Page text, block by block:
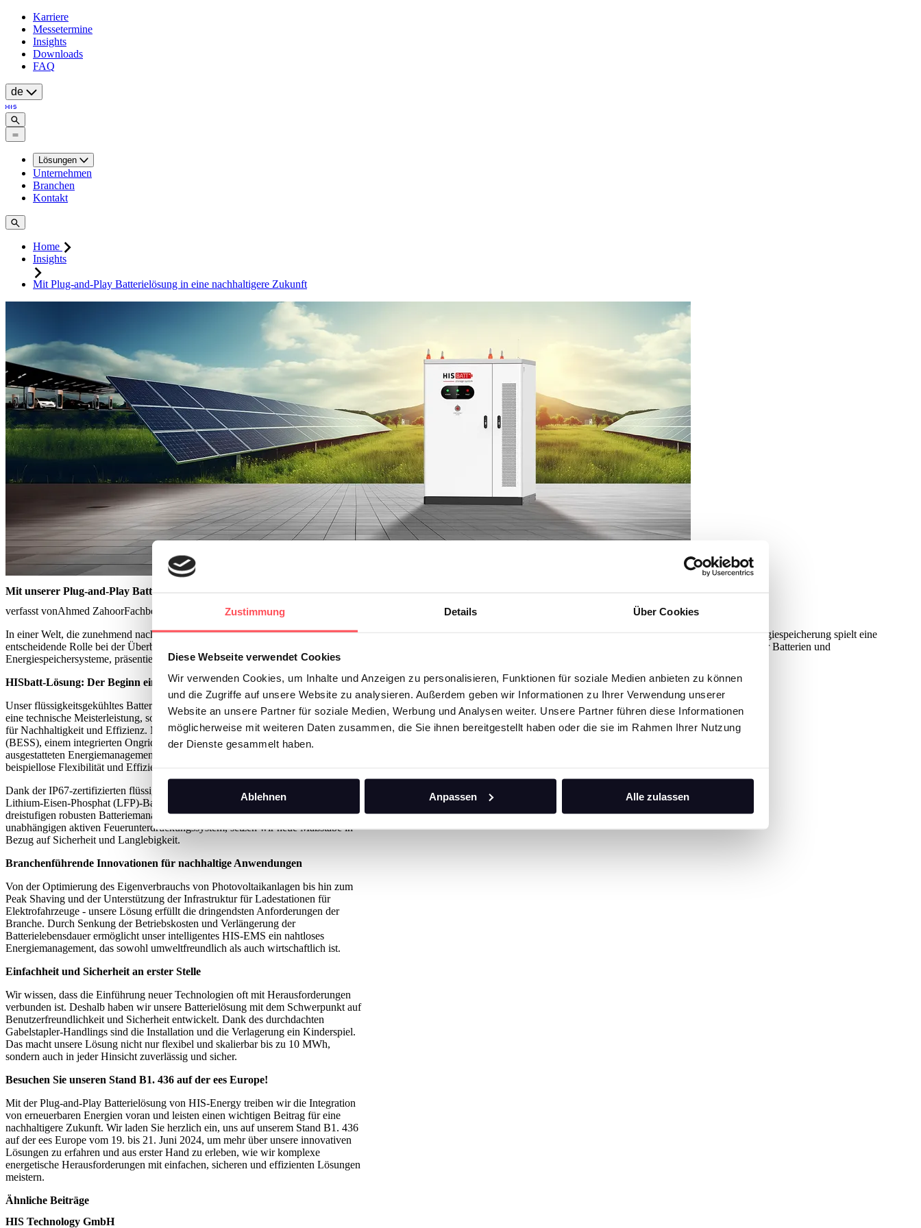
Zustimmung Details Über Cookies
Diese Webseite verwendet Cookies
Wir verwenden Cookies, um Inhalte und Anzeigen zu personalisieren, Funktionen für soziale Medien anbieten zu können
und die Zugriffe auf unsere Website zu analysieren. Außerdem geben wir Informationen zu Ihrer Verwendung unserer
Website an unsere Partner für soziale Medien, Werbung und Analysen weiter. Unsere Partner führen diese Informationen
möglicherweise mit weiteren Daten zusammen, die Sie ihnen bereitgestellt haben oder die sie im Rahmen Ihrer Nutzung
der Dienste gesammelt haben.
Ablehnen Anpassen Alle zulassen
Karriere
Messetermine
Insights
Downloads
FAQ
de
Lösungen
Unternehmen
Branchen
Kontakt
Home
Insights
Mit Plug-and-Play Batterielösung in eine nachhaltigere Zukunft
Mit unserer Plug-and-Play Batterielösung ebnen wir den Weg in eine nachhaltigere Zukunft
verfasst vonAhmed ZahoorFachbeitrag
In einer Welt, die zunehmend nach nachhaltigen Lösungen sucht, steht der Energiesektor vor der Herausforderung, erneuerbare Energiequellen effizient zu integrieren. Die Energiespeicherung spielt eine
entscheidende Rolle bei der Überbrückung der Kluft zwischen Energieerzeugung und -verbrauch. Auf der ees Europe 2024, Europas größter und internationalster Fachmesse für Batterien und
Energiespeichersysteme, präsentiert HIS-Energy stolz seine neueste Innovation: Die Plug & Play-Batterielösung, speziell für gewerbliche und industrielle Anwendungen.
HISbatt-Lösung: Der Beginn einer neuen Ära der Energiespeicherung
Unser flüssigkeitsgekühltes Batteriespeichersystem mit hoher Dichte ist nicht nur
eine technische Meisterleistung, sondern auch ein Beweis für unser Engagement
für Nachhaltigkeit und Effizienz. Mit einem 233-kWh-Batteriespeichersystem
(BESS), einem integrierten Ongrid/Offgrid-Wechselrichter und einem mit KI
ausgestatteten Energiemanagementsystem (EMS) bietet diese All-in-One-Lösung
beispiellose Flexibilität und Effizienz.
Dank der IP67-zertifizierten flüssigkeitsgekühlten Module und der sichersten
Lithium-Eisen-Phosphat (LFP)-Batteriezellen von CATL, kombiniert mit einem
dreistufigen robusten Batteriemanagementsystem (BMS) und einem völlig
unabhängigen aktiven Feuerunterdrückungssystem, setzen wir neue Maßstäbe in
Bezug auf Sicherheit und Langlebigkeit.
Branchenführende Innovationen für nachhaltige Anwendungen
Von der Optimierung des Eigenverbrauchs von Photovoltaikanlagen bis hin zum
Peak Shaving und der Unterstützung der Infrastruktur für Ladestationen für
Elektrofahrzeuge - unsere Lösung erfüllt die dringendsten Anforderungen der
Branche. Durch Senkung der Betriebskosten und Verlängerung der
Batterielebensdauer ermöglicht unser intelligentes HIS-EMS ein nahtloses
Energiemanagement, das sowohl umweltfreundlich als auch wirtschaftlich ist.
Einfachheit und Sicherheit an erster Stelle
Wir wissen, dass die Einführung neuer Technologien oft mit Herausforderungen
verbunden ist. Deshalb haben wir unsere Batterielösung mit dem Schwerpunkt auf
Benutzerfreundlichkeit und Sicherheit entwickelt. Dank des durchdachten
Gabelstapler-Handlings sind die Installation und die Verlagerung ein Kinderspiel.
Das macht unsere Lösung nicht nur flexibel und skalierbar bis zu 10 MWh,
sondern auch in jeder Hinsicht zuverlässig und sicher.
Besuchen Sie unseren Stand B1. 436 auf der ees Europe!
Mit der Plug-and-Play Batterielösung von HIS-Energy treiben wir die Integration
von erneuerbaren Energien voran und leisten einen wichtigen Beitrag für eine
nachhaltigere Zukunft. Wir laden Sie herzlich ein, uns auf unserem Stand B1. 436
auf der ees Europe vom 19. bis 21. Juni 2024, um mehr über unsere innovativen
Lösungen zu erfahren und aus erster Hand zu erleben, wie wir komplexe
energetische Herausforderungen mit einfachen, sicheren und effizienten Lösungen
meistern.
Ähnliche Beiträge
HIS Technology GmbH